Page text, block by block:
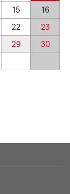
15
16
22
23
29
30